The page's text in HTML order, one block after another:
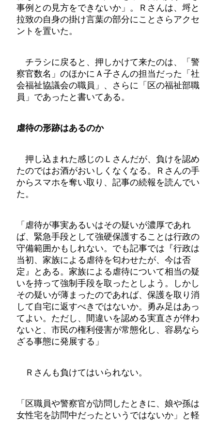
事例との見方をできないか」。Ｒさんは、埒と
拉致の自身の掛け言葉の部分にことさらアクセ
ントを置いた。
チラシに戻ると、押しかけて来たのは、「警
察官数名」のほかにＡ子さんの担当だった「社
会福祉協議会の職員」、さらに「区の福祉部職
員」であったと書いてある。
虐待の形跡はあるのか
押し込まれた感じのＬさんだが、負けを認め
たのではお酒がおいしくなくなる。Ｒさんの手
からスマホを奪い取り、記事の続報を読んでい
た。
「虐待が事実あるいはその疑いが濃厚であれ
ば、緊急手段として強硬保護することは行政の
守備範囲かもしれない。でも記事では『行政は
当初、家族による虐待を匂わせたが、今は否
定』とある。家族による虐待について相当の疑
いを持って強制手段を取ったとしよう。しかし
その疑いが薄まったのであれば、保護を取り消
して自宅に返すべきではないか。勇み足はあっ
てよい。ただし、間違いを認める実直さが伴わ
ないと、市民の権利侵害が常態化し、容易なら
ざる事態に発展する」
Ｒさんも負けてはいられない。
「区職員や警察官が訪問したときに、娘や孫は
女性宅を訪問中だったというではないか」と軽